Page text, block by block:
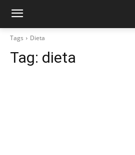
Tags Dieta
Tag: dieta